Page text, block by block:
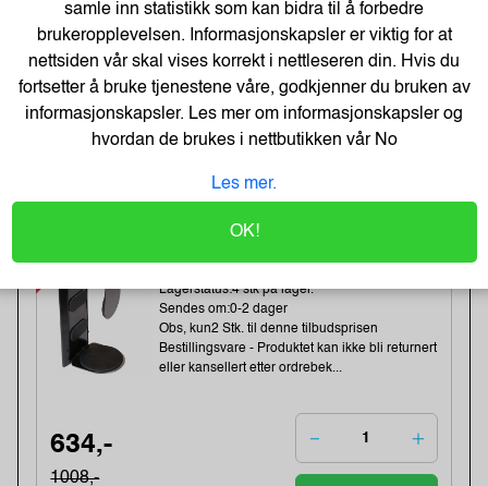
Obs, kun2 Stk. til denne tilbudsprisen
81,-
Kondator QuickClick
CPU/datamaskin Oppheng Sort
Lagerstatus:4 stk på lager.
Sendes om:0-2 dager
Obs, kun2 Stk. til denne tilbudsprisen
Bestillingsvare - Produktet kan ikke bli returnert
eller kansellert etter ordrebek...
634,-
1008,-
samle inn statistikk som kan bidra til å forbedre
brukeropplevelsen. Informasjonskapsler er viktig for at
nettsiden vår skal vises korrekt i nettleseren din. Hvis du
fortsetter å bruke tjenestene våre, godkjenner du bruken av
informasjonskapsler. Les mer om informasjonskapsler og
hvordan de brukes i nettbutikken vårNo
Les mer.
OK!